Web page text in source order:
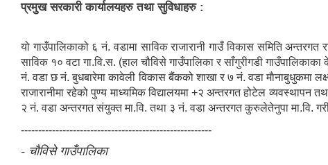
प्रमुख सरकारी कार्यालयहरु तथा सुविधाहरु :
यो गाउँपालिकाको ६ नं. वडामा साविक राजारानी गाउँ विकास समिति
साविक १० वटा गा.वि.स. (हाल चौविसे गाउँपालिका र साँगुरीगडी
नं. वडा छ नं. बुधबारेमा कावेली विकास बैंकको शाखा र ७ नं. वडा माैनाबुधुकमा
राजारानीमा रहेको पुण्य माध्यमिक विद्यालयमा +२ अन्तरगत होटेल
२ नं. वडा अन्तरगत संयुक्त मा.वि. तथा ३ नं. वडा अन्तरगत कुरुलेतेनुपा मा.वि.
-------------------------------------------------------
- चौविसे गाउँपालिका